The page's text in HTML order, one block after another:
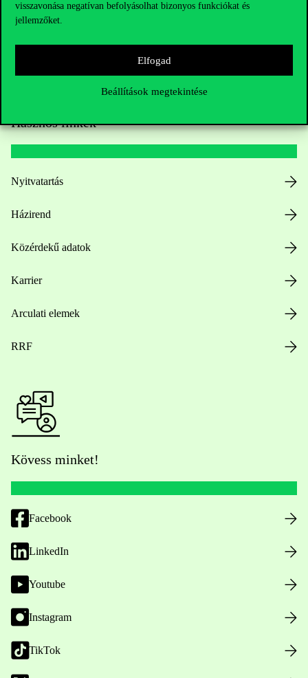
visszavonása negatívan befolyásolhat bizonyos funkciókat és
jellemzőket.
Elfogad
Beállítások megtekintése
Sajtó:press@uni-corvinus.hu
Hasznos linkek
Nyitvatartás
Házirend
Közérdekű adatok
Karrier
Arculati elemek
RRF
Kövess minket!
Facebook
LinkedIn
Youtube
Instagram
TikTok